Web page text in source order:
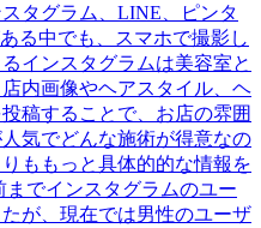
タグラム、LINE、ピンタ
る中でも、スマホで撮影し
インスタグラムは美容室と
内画像やヘアスタイル、ヘ
稿することで、お店の雰囲
気でどんな施術が得意なの
ももっと具体的的な情報を
でインスタグラムのユー
が、現在では男性のユーザ